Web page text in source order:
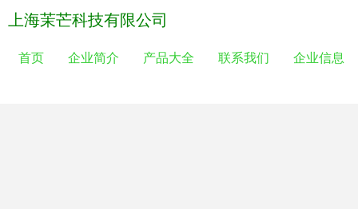
上海茉芒科技有限公司
首页 企业简介 产品大全 联系我们 企业信息